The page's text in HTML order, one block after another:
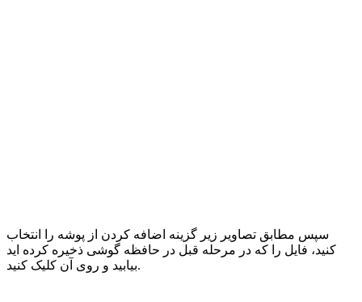
سپس مطابق تصاویر زیر گزینه اضافه کردن از پوشه را انتخاب
کنید، فایل را که در مرحله قبل در حافظه گوشی ذخیره کرده اید
بیابید و روی آن کلیک کنید.